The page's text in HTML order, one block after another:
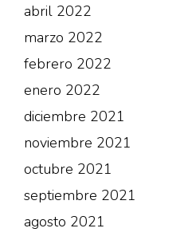
abril 2022
marzo 2022
febrero 2022
enero 2022
diciembre 2021
noviembre 2021
octubre 2021
septiembre 2021
agosto 2021